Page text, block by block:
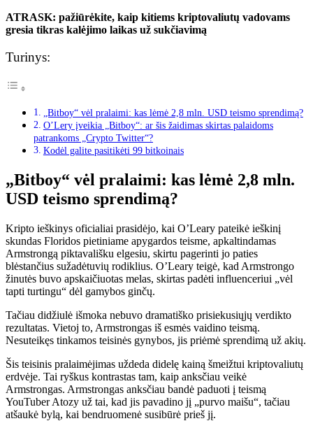
ATRASK: pažiūrėkite, kaip kitiems kriptovaliutų vadovams
gresia tikras kalėjimo laikas už sukčiavimą
Turinys:
„Bitboy“ vėl pralaimi: kas lėmė 2,8 mln. USD teismo sprendimą?
O’Lery įveikia „Bitboy“: ar šis žaidimas skirtas palaidoms
patrankoms „Crypto Twitter“?
Kodėl galite pasitikėti 99 bitkoinais
„Bitboy“ vėl pralaimi: kas lėmė 2,8 mln.
USD teismo sprendimą?
Kripto ieškinys oficialiai prasidėjo, kai O’Leary pateikė ieškinį
skundas Floridos pietiniame apygardos teisme, apkaltindamas
Armstrongą piktavališku elgesiu, skirtu pagerinti jo paties
blėstančius sužadėtuvių rodiklius. O’Leary teigė, kad Armstrongo
žinutės buvo apskaičiuotas melas, skirtas padėti influenceriui „vėl
tapti turtingu“ dėl gamybos ginčų.
Tačiau didžiulė išmoka nebuvo dramatiško prisiekusiųjų verdikto
rezultatas. Vietoj to, Armstrongas iš esmės vaidino teismą.
Nesuteikęs tinkamos teisinės gynybos, jis priėmė sprendimą už akių.
Šis teisinis pralaimėjimas uždeda didelę kainą šmeižtui kriptovaliutų
erdvėje. Tai ryškus kontrastas tam, kaip anksčiau veikė
Armstrongas. Armstrongas anksčiau bandė paduoti į teismą
YouTuber Atozy už tai, kad jis pavadino jį „purvo maišu“, tačiau
atšaukė bylą, kai bendruomenė susibūrė prieš jį.